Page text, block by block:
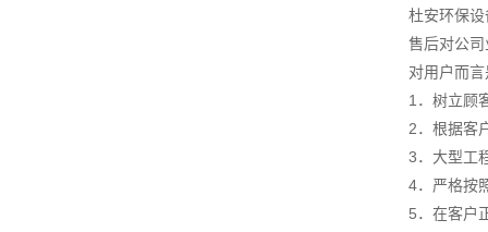
杜安环保
售后对公
对用户而
1．树立顾
2．根据客
3．大型工
4．严格按
5．在客户